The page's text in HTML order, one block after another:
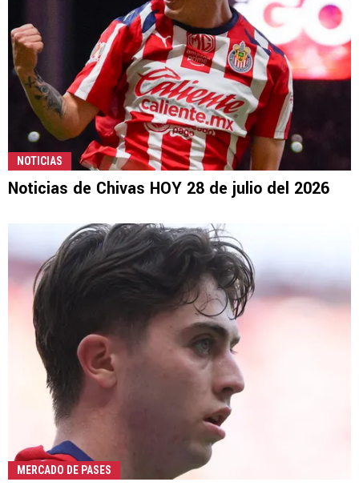
NOTICIAS
Noticias de Chivas HOY 28 de julio del 2026
MERCADO DE PASES